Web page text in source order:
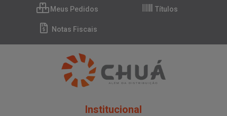
Meus Pedidos Títulos
Notas Fiscais
Institucional